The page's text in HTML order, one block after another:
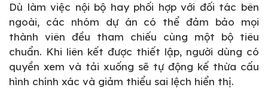
Dù làm việc nội bộ hay phối hợp với đối tác bên
ngoài, các nhóm dự án có thể đảm bảo mọi
thành viên đều tham chiếu cùng một bộ tiêu
chuẩn. Khi liên kết được thiết lập, người dùng có
quyền xem và tải xuống sẽ tự động kế thừa cấu
hình chính xác và giảm thiểu sai lệch hiển thị.